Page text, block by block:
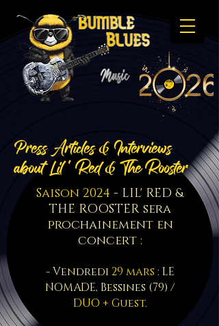
Press Articles & Interviews
aboutLil ' Red & The Rooster
Saison 2024 - LIL' RED &
THE ROOSTER sera
prochainement en
concert :
- Vendredi 29 mars : LE
NOMADE, Bessines (79) /
DUO + Guest.